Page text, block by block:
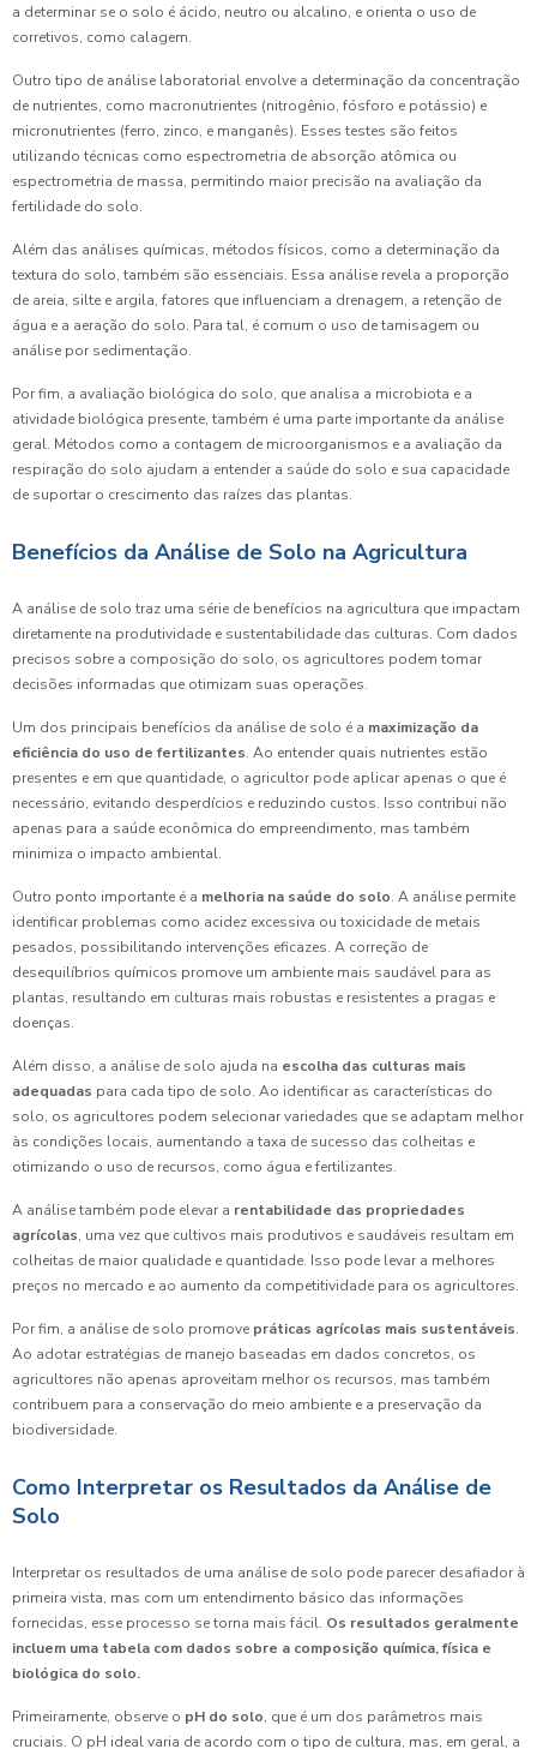
a determinar se o solo é ácido, neutro ou alcalino, e orienta o uso de
corretivos, como calagem.
Outro tipo de análise laboratorial envolve a determinação da concentração
de nutrientes, como macronutrientes (nitrogênio, fósforo e potássio) e
micronutrientes (ferro, zinco, e manganês). Esses testes são feitos
utilizando técnicas como espectrometria de absorção atômica ou
espectrometria de massa, permitindo maior precisão na avaliação da
fertilidade do solo.
Além das análises químicas, métodos físicos, como a determinação da
textura do solo, também são essenciais. Essa análise revela a proporção
de areia, silte e argila, fatores que influenciam a drenagem, a retenção de
água e a aeração do solo. Para tal, é comum o uso de tamisagem ou
análise por sedimentação.
Por fim, a avaliação biológica do solo, que analisa a microbiota e a
atividade biológica presente, também é uma parte importante da análise
geral. Métodos como a contagem de microorganismos e a avaliação da
respiração do solo ajudam a entender a saúde do solo e sua capacidade
de suportar o crescimento das raízes das plantas.
Benefícios da Análise de Solo na Agricultura
A análise de solo traz uma série de benefícios na agricultura que impactam
diretamente na produtividade e sustentabilidade das culturas. Com dados
precisos sobre a composição do solo, os agricultores podem tomar
decisões informadas que otimizam suas operações.
Um dos principais benefícios da análise de solo é a maximização da
eficiência do uso de fertilizantes. Ao entender quais nutrientes estão
presentes e em que quantidade, o agricultor pode aplicar apenas o que é
necessário, evitando desperdícios e reduzindo custos. Isso contribui não
apenas para a saúde econômica do empreendimento, mas também
minimiza o impacto ambiental.
Outro ponto importante é a melhoria na saúde do solo. A análise permite
identificar problemas como acidez excessiva ou toxicidade de metais
pesados, possibilitando intervenções eficazes. A correção de
desequilíbrios químicos promove um ambiente mais saudável para as
plantas, resultando em culturas mais robustas e resistentes a pragas e
doenças.
Além disso, a análise de solo ajuda na escolha das culturas mais
adequadas para cada tipo de solo. Ao identificar as características do
solo, os agricultores podem selecionar variedades que se adaptam melhor
às condições locais, aumentando a taxa de sucesso das colheitas e
otimizando o uso de recursos, como água e fertilizantes.
A análise também pode elevar a rentabilidade das propriedades
agrícolas, uma vez que cultivos mais produtivos e saudáveis resultam em
colheitas de maior qualidade e quantidade. Isso pode levar a melhores
preços no mercado e ao aumento da competitividade para os agricultores.
Por fim, a análise de solo promove práticas agrícolas mais sustentáveis.
Ao adotar estratégias de manejo baseadas em dados concretos, os
agricultores não apenas aproveitam melhor os recursos, mas também
contribuem para a conservação do meio ambiente e a preservação da
biodiversidade.
Como Interpretar os Resultados da Análise de
Solo
Interpretar os resultados de uma análise de solo pode parecer desafiador à
primeira vista, mas com um entendimento básico das informações
fornecidas, esse processo se torna mais fácil. Os resultados geralmente
incluem uma tabela com dados sobre a composição química, física e
biológica do solo.
Primeiramente, observe o pH do solo, que é um dos parâmetros mais
cruciais. O pH ideal varia de acordo com o tipo de cultura, mas, em geral, a